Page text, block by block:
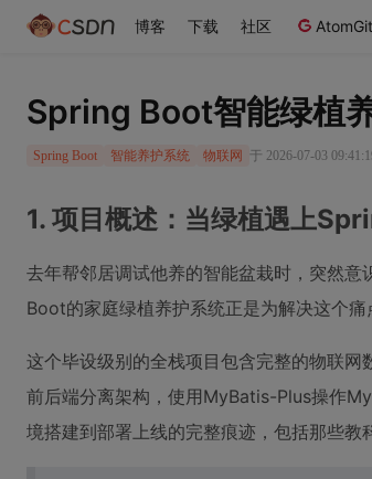
博客 下载 社区 AtomGit
Spring Boot智能绿植
Spring Boot 智能养护系统 物联网 于 2026-07-03
1. 项目概述：当绿植遇上
去年帮邻居调试他养的智能盆栽时，突然
Boot的家庭绿植养护系统正是为解决这个
这个毕设级别的全栈项目包含完整的物联
前后端分离架构，使用MyBatis-Plus操作
境搭建到部署上线的完整痕迹，包括那些教